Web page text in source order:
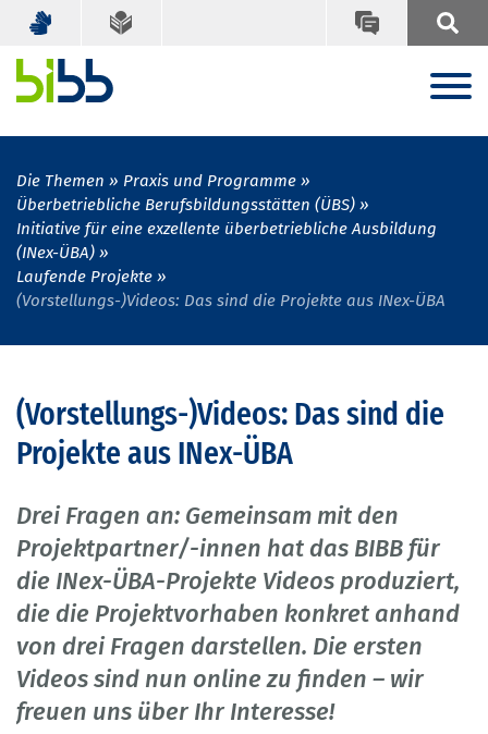
Die Themen
Praxis und Programme
Überbetriebliche Berufsbildungsstätten (ÜBS)
Initiative für eine exzellente überbetriebliche Ausbildung
(INex-ÜBA)
Laufende Projekte
(Vorstellungs-)Videos: Das sind die Projekte aus INex-ÜBA
(Vorstellungs-)Videos: Das sind die
Projekte aus INex-ÜBA
Drei Fragen an: Gemeinsam mit den
Projektpartner/-innen hat das BIBB für
die INex-ÜBA-Projekte Videos produziert,
die die Projektvorhaben konkret anhand
von drei Fragen darstellen. Die ersten
Videos sind nun online zu finden – wir
freuen uns über Ihr Interesse!